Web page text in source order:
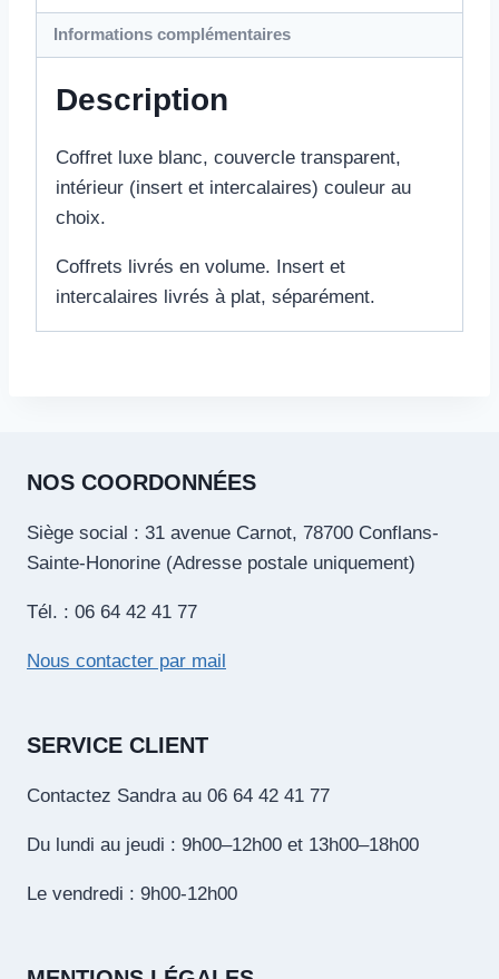
Informations complémentaires
Description
Coffret luxe blanc, couvercle transparent,
intérieur (insert et intercalaires) couleur au
choix.
Coffrets livrés en volume. Insert et
intercalaires livrés à plat, séparément.
NOS COORDONNÉES
Siège social : 31 avenue Carnot, 78700 Conflans-
Sainte-Honorine (Adresse postale uniquement)
Tél. : 06 64 42 41 77
Nous contacter par mail
SERVICE CLIENT
Contactez Sandra au 06 64 42 41 77
Du lundi au jeudi : 9h00–12h00 et 13h00–18h00
Le vendredi : 9h00-12h00